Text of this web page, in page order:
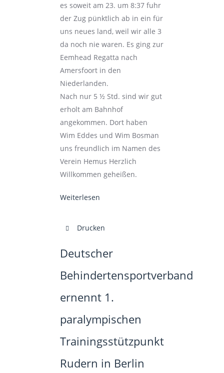
es soweit am 23. um 8:37 fuhr
der Zug pünktlich ab in ein für
uns neues land, weil wir alle 3
da noch nie waren. Es ging zur
Eemhead Regatta nach
Amersfoort in den
Niederlanden.
Nach nur 5 ½ Std. sind wir gut
erholt am Bahnhof
angekommen. Dort haben
Wim Eddes und Wim Bosman
uns freundlich im Namen des
Verein Hemus Herzlich
Willkommen geheißen.
Weiterlesen
Drucken
Deutscher
Behindertensportverband
ernennt 1.
paralympischen
Trainingsstützpunkt
Rudern in Berlin